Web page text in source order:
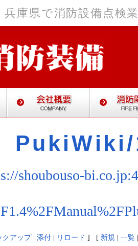
兵庫県で消防設備点検
shoubouso-
クアップ| 添付| リロード ] [ 新規 | 一覧